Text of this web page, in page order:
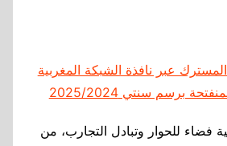
عبر نافذة الشبكة المغربية
برسم سنتي 2025/2024
فضاء للحوار وتبادل التجارب، من